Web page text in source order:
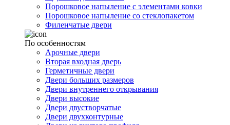
Порошковое напыление с элементами ковки
Порошковое напыление со стеклопакетом
Филенчатые двери
По особенностям
Арочные двери
Вторая входная дверь
Герметичные двери
Двери больших размеров
Двери внутреннего открывания
Двери высокие
Двери двустворчатые
Двери двухконтурные